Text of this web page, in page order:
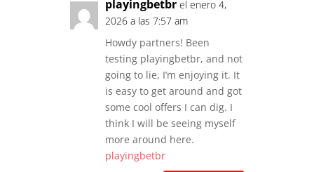
playingbetbr el enero 4,
2026 a las 7:57 am
Howdy partners! Been
testing playingbetbr, and not
going to lie, I’m enjoying it. It
is easy to get around and got
some cool offers I can dig. I
think I will be seeing myself
more around here.
playingbetbr